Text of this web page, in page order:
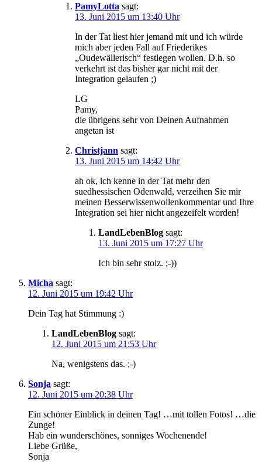
PamyLotta sagt:
13. Juni 2015 um 13:40 Uhr
In der Tat liest hier jemand mit und ich würde
mich aber jeden Fall auf Friederikes
„Oudewällerisch“ festlegen wollen. D.h. so
verkehrt ist das bisher gar nicht mit der
Integration gelaufen ;)
LG
Pamy,
die übrigens sehr von Deinen Aufnahmen
angetan ist
Christjann sagt:
13. Juni 2015 um 14:42 Uhr
ah ok, ich kenne in der Tat mehr den
suedhessischen Odenwald, verzeihen Sie mir
meinen Besserwissenwollenkommentar und Ihre
Integration sei hier nicht angezeifelt worden!
LandLebenBlog sagt:
13. Juni 2015 um 17:27 Uhr
Ich bin sehr stolz. ;-))
Micha sagt:
12. Juni 2015 um 19:42 Uhr
Dein Tag hat Stimmung :)
LandLebenBlog sagt:
12. Juni 2015 um 21:53 Uhr
Na, wenigstens das. ;-)
Sonja sagt:
12. Juni 2015 um 20:38 Uhr
Ein schöner Einblick in deinen Tag! …mit tollen Fotos! …die
Zunge!
Hab ein wunderschönes, sonniges Wochenende!
Liebe Grüße,
Sonja